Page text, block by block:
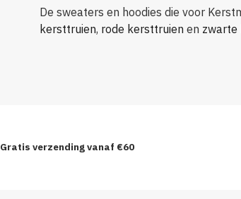
De sweaters en hoodies die voor
kersttruien, rode kersttruien en zwarte
Gratis verzending vanaf €60